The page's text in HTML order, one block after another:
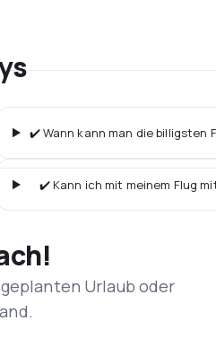
✔️ Wann kann man die billigsten
✔️ Kann ich mit meinem Flug
Urlaub oder